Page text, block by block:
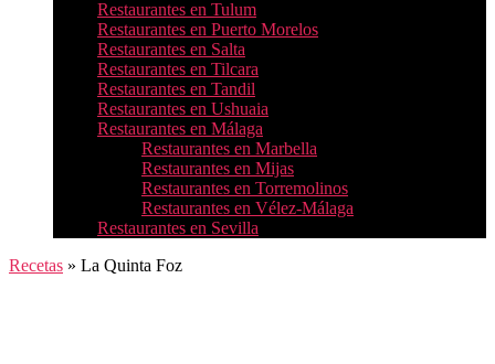
Restaurantes en Tulum
Restaurantes en Puerto Morelos
Restaurantes en Salta
Restaurantes en Tilcara
Restaurantes en Tandil
Restaurantes en Ushuaia
Restaurantes en Málaga
Restaurantes en Marbella
Restaurantes en Mijas
Restaurantes en Torremolinos
Restaurantes en Vélez-Málaga
Restaurantes en Sevilla
Recetas » La Quinta Foz